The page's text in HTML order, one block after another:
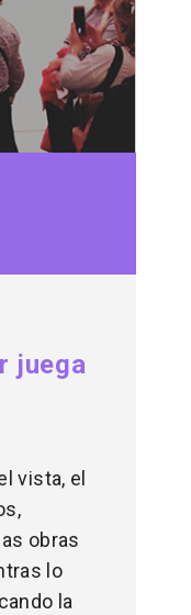
juega
vista, el
obras
lo
la